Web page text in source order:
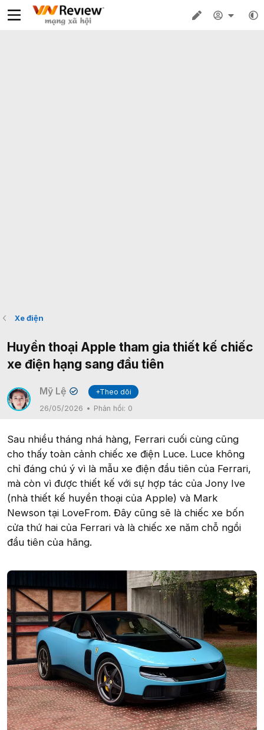
Xe điện
Huyền thoại Apple tham gia thiết kế chiếc
xe điện hạng sang đầu tiên
Mỹ Lệ ✔
+Theo dõi
26/05/2026
Phản hồi: 0
Sau nhiều tháng nhá hàng, Ferrari cuối cùng cũng
cho thấy toàn cảnh chiếc xe điện Luce. Luce không
chỉ đáng chú ý vì là mẫu xe điện đầu tiên của Ferrari,
mà còn vì được thiết kế với sự hợp tác của Jony Ive
(nhà thiết kế huyền thoại của Apple) và Mark
Newson tại LoveFrom. Đây cũng sẽ là chiếc xe bốn
cửa thứ hai của Ferrari và là chiếc xe năm chỗ ngồi
đầu tiên của hãng.